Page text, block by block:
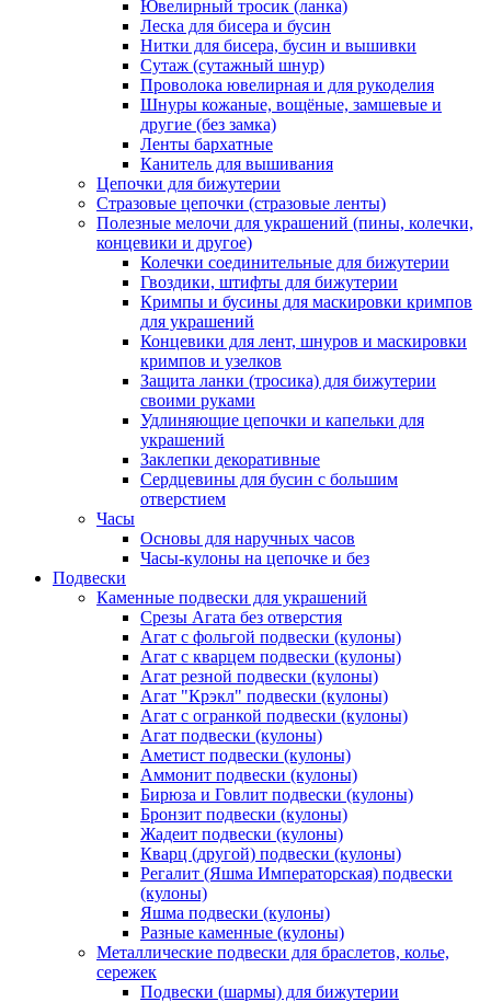
Ювелирный тросик (ланка)
Леска для бисера и бусин
Нитки для бисера, бусин и вышивки
Сутаж (сутажный шнур)
Проволока ювелирная и для рукоделия
Шнуры кожаные, вощёные, замшевые и
другие (без замка)
Ленты бархатные
Канитель для вышивания
Цепочки для бижутерии
Стразовые цепочки (стразовые ленты)
Полезные мелочи для украшений (пины, колечки,
концевики и другое)
Колечки соединительные для бижутерии
Гвоздики, штифты для бижутерии
Кримпы и бусины для маскировки кримпов
для украшений
Концевики для лент, шнуров и маскировки
кримпов и узелков
Защита ланки (тросика) для бижутерии
своими руками
Удлиняющие цепочки и капельки для
украшений
Заклепки декоративные
Сердцевины для бусин с большим
отверстием
Часы
Основы для наручных часов
Часы-кулоны на цепочке и без
Подвески
Каменные подвески для украшений
Срезы Агата без отверстия
Агат с фольгой подвески (кулоны)
Агат с кварцем подвески (кулоны)
Агат резной подвески (кулоны)
Агат "Крэкл" подвески (кулоны)
Агат с огранкой подвески (кулоны)
Агат подвески (кулоны)
Аметист подвески (кулоны)
Аммонит подвески (кулоны)
Бирюза и Говлит подвески (кулоны)
Бронзит подвески (кулоны)
Жадеит подвески (кулоны)
Кварц (другой) подвески (кулоны)
Регалит (Яшма Императорская) подвески
(кулоны)
Яшма подвески (кулоны)
Разные каменные (кулоны)
Металлические подвески для браслетов, колье,
сережек
Подвески (шармы) для бижутерии